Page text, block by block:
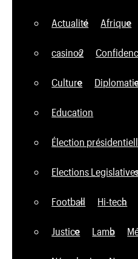
Actualité Afrique
casino2
Culture
Education
Élection
Elections
Football Hi-tech
Justice Lamb